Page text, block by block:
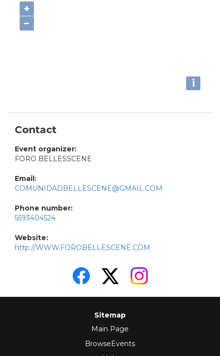
+
−
i
Contact
Event organizer:
FORO BELLESSCENE
Email:
COMUNIDADBELLESCENE@GMAIL.COM
Phone number:
5593404524
Website:
http://WWW.FOROBELLESCENE.COM
Sitemap
Main Page
BrowseEvents